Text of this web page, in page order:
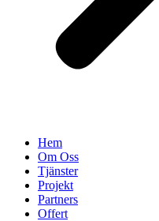
Hem
Om Oss
Tjänster
Projekt
Partners
Offert